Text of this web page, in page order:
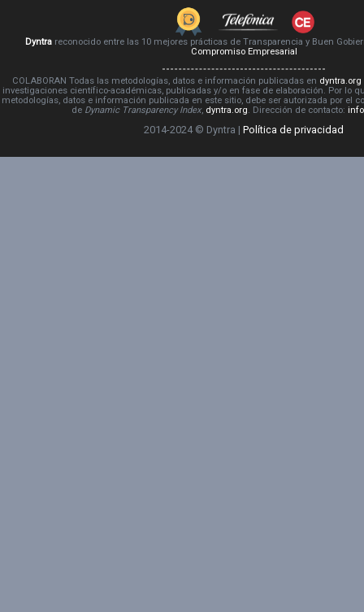
Dyntrareconocido entre las 10 mejores prácticas de Transparencia y Buen
Compromiso Empresarial
COLABORAN Todas las metodologías, datos e información publicadas en dyntra.org
investigaciones científico-académicas, publicadas y/o en fase de elaboración. Por lo
metodologías, datos e información publicada en este sitio, debe ser autorizada por el
de Dynamic Transparency Index, dyntra.org. Dirección de contacto:
2014-2024 © Dyntra | Política de privacidad